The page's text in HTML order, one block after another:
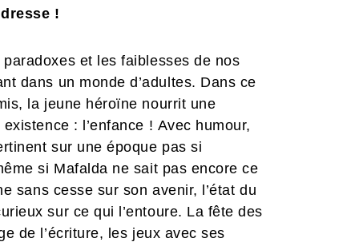
!
et les faiblesses de nos
dans un monde d’adultes. Dans ce
la jeune héroïne nourrit une
: l’enfance ! Avec humour,
sur une époque pas si
si Mafalda ne sait pas encore ce
sans cesse sur son avenir, l’état du
sur ce qui l’entoure. La fête des
de l’écriture, les jeux avec ses